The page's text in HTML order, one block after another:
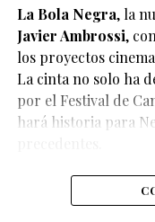
Según el medio
para interpretar al
reinicio de la
La Bola Negra, la
Javier Ambrossi,
los proyectos
La cinta no solo ha
por el Festival de
hará historia para